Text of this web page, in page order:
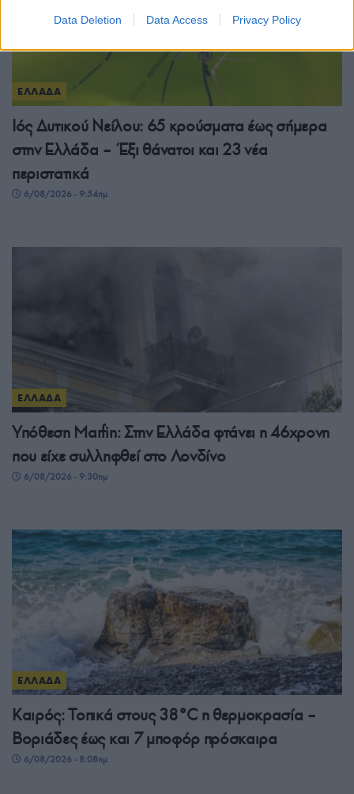
Data Deletion Data Access Privacy Policy
ΕΛΛΑΔΑ
Ιός Δυτικού Νείλου: 65 κρούσματα έως σήμερα
στην Ελλάδα – Έξι θάνατοι και 23 νέα
περιστατικά
6/08/2026 - 9:54πμ
ΕΛΛΑΔΑ
Υπόθεση Μarfin: Στην Ελλάδα φτάνει η 46χρονη
που είχε συλληφθεί στο Λονδίνο
6/08/2026 - 9:30πμ
ΕΛΛΑΔΑ
Καιρός: Τοπικά στους 38°C η θερμοκρασία –
Βοριάδες έως και 7 μποφόρ πρόσκαιρα
6/08/2026 - 8:08πμ